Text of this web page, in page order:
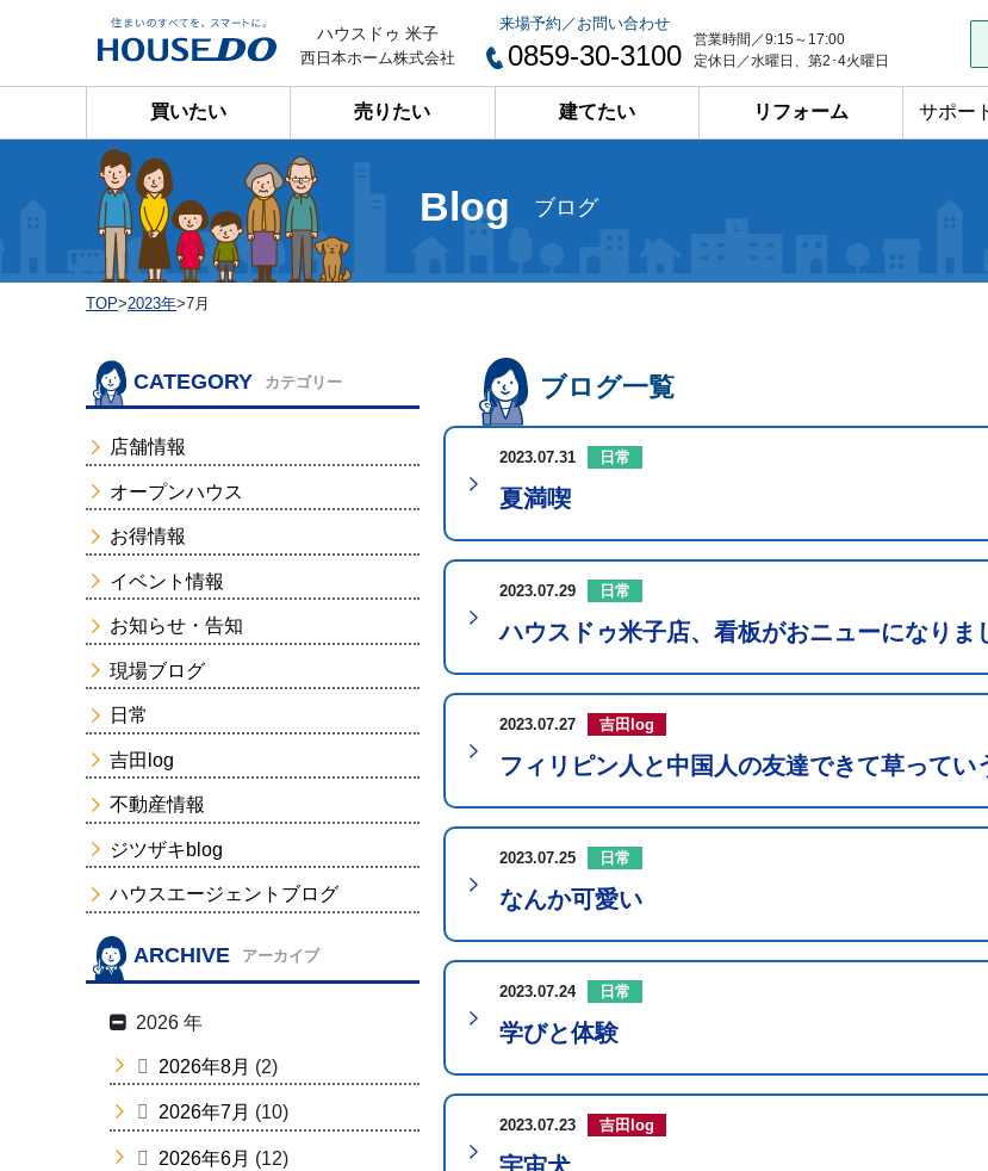
ハウスドゥ 米子
西日本ホーム株式会社
来場予約／お問い合わせ
0859-30-3100
営業時間／9:15～17:00
定休日／水曜日、第2･4火曜日
買いたい 売りたい 建てたい リフォーム サポー
Blog ブログ
TOP>2023年>7月
ブログ一覧
2023.07.31 日常
夏満喫
2023.07.29 日常
ハウスドゥ米子店、看板がおニューになりま
2023.07.27 吉田log
フィリピン人と中国人の友達できて草ってい
2023.07.25 日常
なんか可愛い
2023.07.24 日常
学びと体験
2023.07.23 吉田log
CATEGORY カテゴリー
店舗情報
オープンハウス
お得情報
イベント情報
お知らせ・告知
現場ブログ
日常
吉田log
不動産情報
ジツザキblog
ハウスエージェントブログ
ARCHIVE アーカイブ
2026 年
2026年8月 (2)
2026年7月 (10)
2026年6月 (12)